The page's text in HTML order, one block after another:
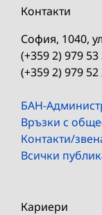
Контакти
София, 1040,
(+359 2) 979 53
(+359 2) 979 52
БАН-
Връзки с
Контакти/
Всички
Кариери